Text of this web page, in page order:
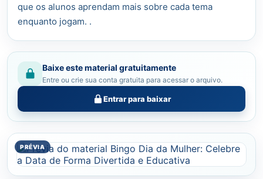
que os alunos aprendam mais sobre cada tema
enquanto jogam. .
Baixe este material gratuitamente
Entre ou crie sua conta gratuita para acessar o arquivo.
Entrar para baixar